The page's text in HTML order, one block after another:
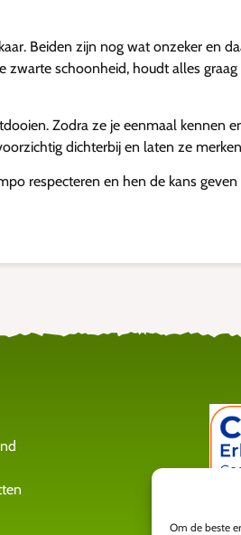
Om de beste
Beiden zijn nog wat onzeker en
schoonheid, houdt alles
Zodra ze je eenmaal kennen
dichterbij en laten ze
respecteren en hen de kans